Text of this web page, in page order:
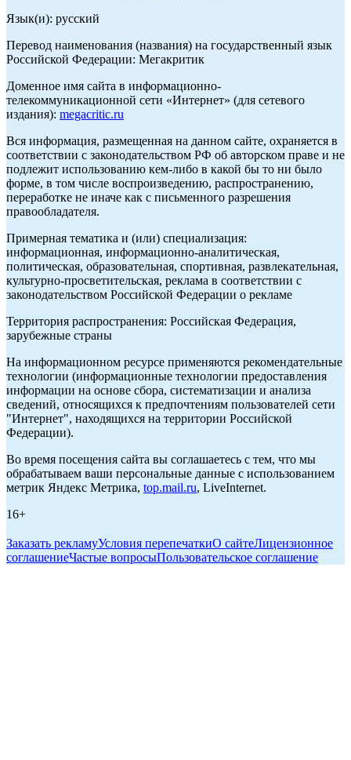
Язык(и): русский
Перевод наименования (названия) на государственный язык
Российской Федерации: Мегакритик
Доменное имя сайта в информационно-
телекоммуникационной сети «Интернет» (для сетевого
издания): megacritic.ru
Вся информация, размещенная на данном сайте, охраняется в
соответствии с законодательством РФ об авторском праве и не
подлежит использованию кем-либо в какой бы то ни было
форме, в том числе воспроизведению, распространению,
переработке не иначе как с письменного разрешения
правообладателя.
Примерная тематика и (или) специализация:
информационная, информационно-аналитическая,
политическая, образовательная, спортивная, развлекательная,
культурно-просветительская, реклама в соответствии с
законодательством Российской Федерации о рекламе
Территория распространения: Российская Федерация,
зарубежные страны
На информационном ресурсе применяются рекомендательные
технологии (информационные технологии предоставления
информации на основе сбора, систематизации и анализа
сведений, относящихся к предпочтениям пользователей сети
"Интернет", находящихся на территории Российской
Федерации).
Во время посещения сайта вы соглашаетесь с тем, что мы
обрабатываем ваши персональные данные с использованием
метрик Яндекс Метрика, top.mail.ru, LiveInternet.
16+
Заказать рекламуУсловия перепечаткиО сайтеЛицензионное
соглашениеЧастые вопросыПользовательское соглашение